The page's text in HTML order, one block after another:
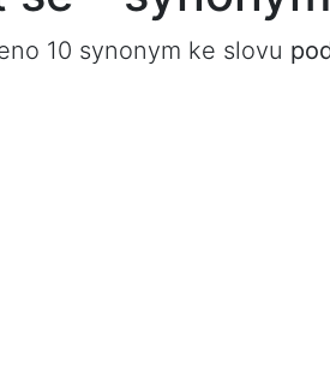
10 synonym ke slovu